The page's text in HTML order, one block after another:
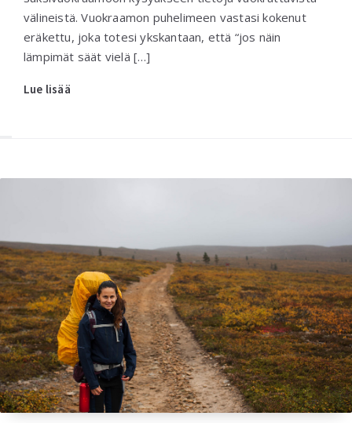
välineistä. Vuokraamon puhelimeen vastasi kokenut
eräkettu, joka totesi ykskantaan, että “jos näin
lämpimät säät vielä […]
Lue lisää